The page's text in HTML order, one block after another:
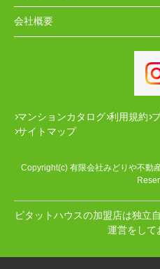
会社概要
マンションカタログ 利用規約
サイトマップ
Copyright(c) 有限会社みどりや不
ピタットハウスの加盟店は独立
運営をして